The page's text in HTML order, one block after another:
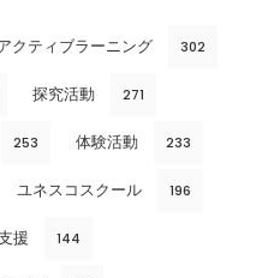
クティブラーニング 302
探究活動 271
253 体験活動 233
ユネスコスクール 196
援 144